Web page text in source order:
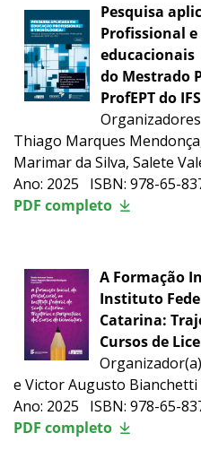
Pesquisa
Profissional
educacionais
do Mestrado
ProfEPT do
Thiago Marques
Marimar da Silva, Salete
Ano: 2025 ISBN: 978-65-
PDF completo
A Formação
Instituto
Catarina:
Cursos de
e Victor Augusto Bianchetti
Ano: 2025 ISBN: 978-65-
PDF completo